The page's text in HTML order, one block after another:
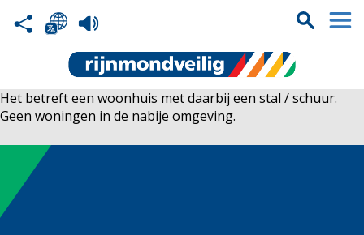
Het betreft een woonhuis met daarbij een stal / schuur.
Geen woningen in de nabije omgeving.